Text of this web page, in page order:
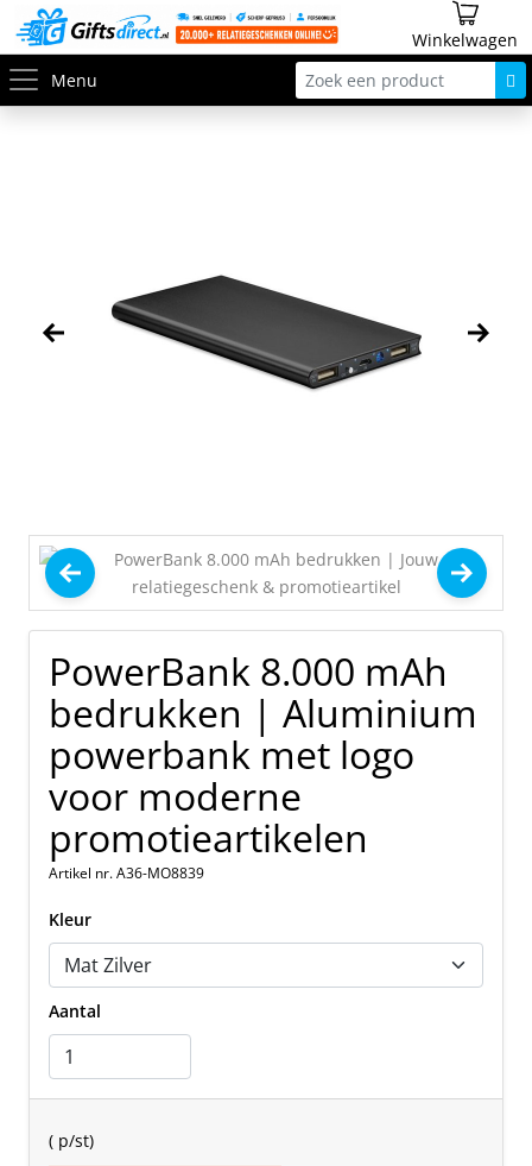
Winkelwagen
Menu
PowerBank 8.000 mAh
bedrukken | Aluminium
powerbank met logo
voor moderne
promotieartikelen
Artikel nr. A36-MO8839
Kleur
Aantal
( p/st)